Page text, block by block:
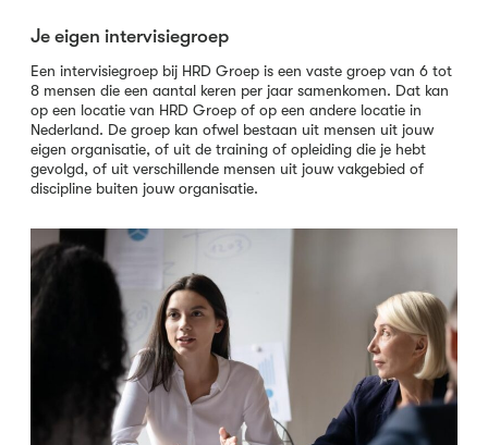
Je eigen intervisiegroep
Een intervisiegroep bij HRD Groep is een vaste groep van 6 tot
8 mensen die een aantal keren per jaar samenkomen. Dat kan
op een locatie van HRD Groep of op een andere locatie in
Nederland. De groep kan ofwel bestaan uit mensen uit jouw
eigen organisatie, of uit de training of opleiding die je hebt
gevolgd, of uit verschillende mensen uit jouw vakgebied of
discipline buiten jouw organisatie.